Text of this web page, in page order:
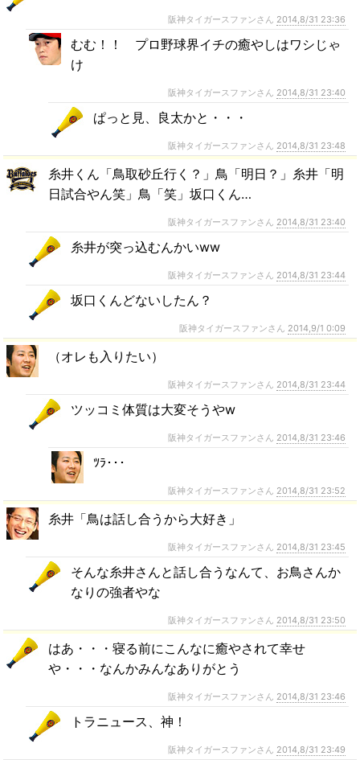
阪神タイガースファンさん 2014,8/31 23:36
むむ！！ プロ野球界イチの癒やしはワシじゃ
け
阪神タイガースファンさん 2014,8/31 23:40
ぱっと見、良太かと・・・
阪神タイガースファンさん 2014,8/31 23:48
糸井くん「鳥取砂丘行く？」鳥「明日？」糸井「明
日試合やん笑」鳥「笑」坂口くん…
阪神タイガースファンさん 2014,8/31 23:40
糸井が突っ込むんかいww
阪神タイガースファンさん 2014,8/31 23:44
坂口くんどないしたん？
阪神タイガースファンさん 2014,9/1 0:09
（オレも入りたい）
阪神タイガースファンさん 2014,8/31 23:44
ツッコミ体質は大変そうやw
阪神タイガースファンさん 2014,8/31 23:46
ﾂﾗ･･･
阪神タイガースファンさん 2014,8/31 23:52
糸井「鳥は話し合うから大好き」
阪神タイガースファンさん 2014,8/31 23:45
そんな糸井さんと話し合うなんて、お鳥さんか
なりの強者やな
阪神タイガースファンさん 2014,8/31 23:50
はあ・・・寝る前にこんなに癒やされて幸せ
や・・・なんかみんなありがとう
阪神タイガースファンさん 2014,8/31 23:46
トラニュース、神！
阪神タイガースファンさん 2014,8/31 23:49